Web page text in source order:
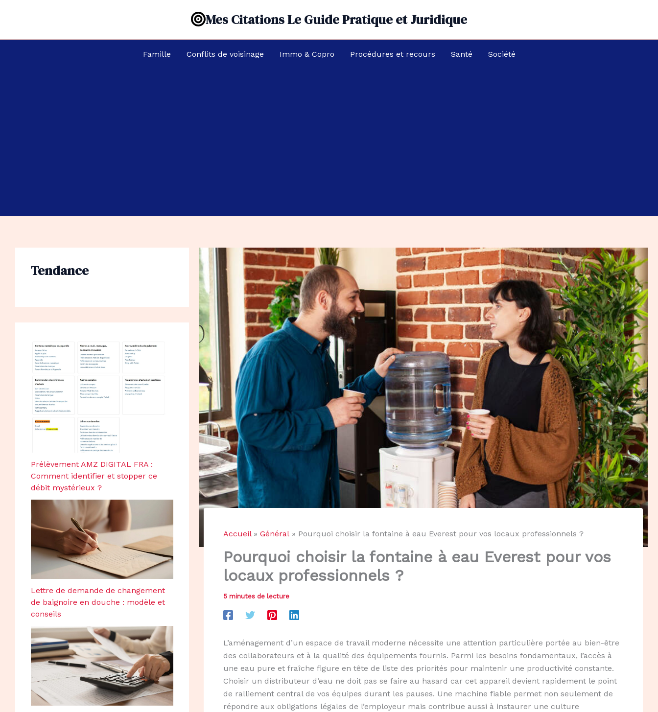
Mes Citations Le Guide Pratique et Juridique
Famille Conflits de voisinage Immo & Copro Procédures et recours Santé Société
Tendance
Prélèvement AMZ DIGITAL FRA :
Comment identifier et stopper ce
débit mystérieux ?
Lettre de demande de changement
de baignoire en douche : modèle et
conseils
Accueil Général Pourquoi choisir la fontaine à eau Everest pour vos locaux professionnels ?
Pourquoi choisir la fontaine à eau Everest pour vos
locaux professionnels ?
5 minutes de lecture
L’aménagement d’un espace de travail moderne nécessite une attention particulière portée au bien-être
des collaborateurs et à la qualité des équipements fournis. Parmi les besoins fondamentaux, l’accès à
une eau pure et fraîche figure en tête de liste des priorités pour maintenir une productivité constante.
Choisir un distributeur d’eau ne doit pas se faire au hasard car cet appareil devient rapidement le point
de ralliement central de vos équipes durant les pauses. Une machine fiable permet non seulement de
répondre aux obligations légales de l’employeur mais contribue aussi à instaurer une culture